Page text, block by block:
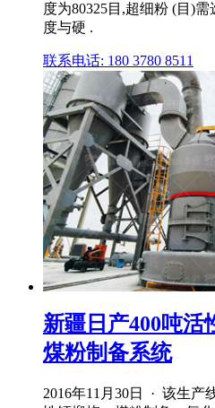
度为80325目,超细粉 (目)
度与硬 .
联系电话: 180 3780 8511
新疆日产400吨活
煤粉制备系统
2016年11月30日 · 该生产